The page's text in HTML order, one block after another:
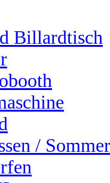
Billardtisch
/